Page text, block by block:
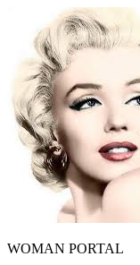
WOMAN PORTAL